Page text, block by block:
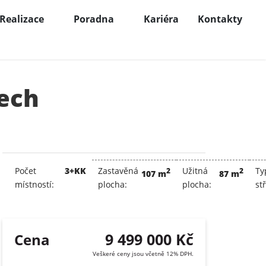
Realizace Poradna Kariéra Kontakty
Počet
místností:
3+KK
Zastavěná
plocha:
107 m2
Užitná
plocha:
87 m2
Cena 9 499 000 Kč
Veškeré ceny jsou včetně 12% DPH.